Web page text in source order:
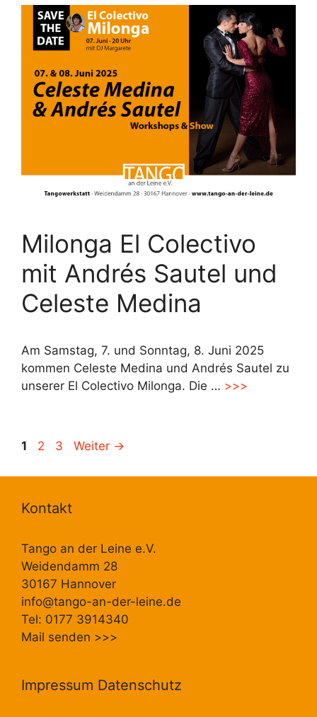
Milonga El Colectivo
mit Andrés Sautel und
Celeste Medina
Am Samstag, 7. und Sonntag, 8. Juni 2025
kommen Celeste Medina und Andrés Sautel zu
unserer El Colectivo Milonga. Die … >>>
Seite
1 Seite
2 Seite
3 Weiter →
Kontakt
Tango an der Leine e.V.
Weidendamm 28
30167 Hannover
info@tango-an-der-leine.de
Tel: 0177 3914340
Mail senden >>>
Impressum Datenschutz